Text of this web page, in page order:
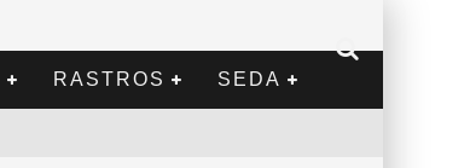
RASTROS SEDA